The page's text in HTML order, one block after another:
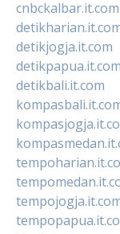
cnbckalbar.it.com
detikjogja.it.com
detikpapua.it.com
detikbali.it.com